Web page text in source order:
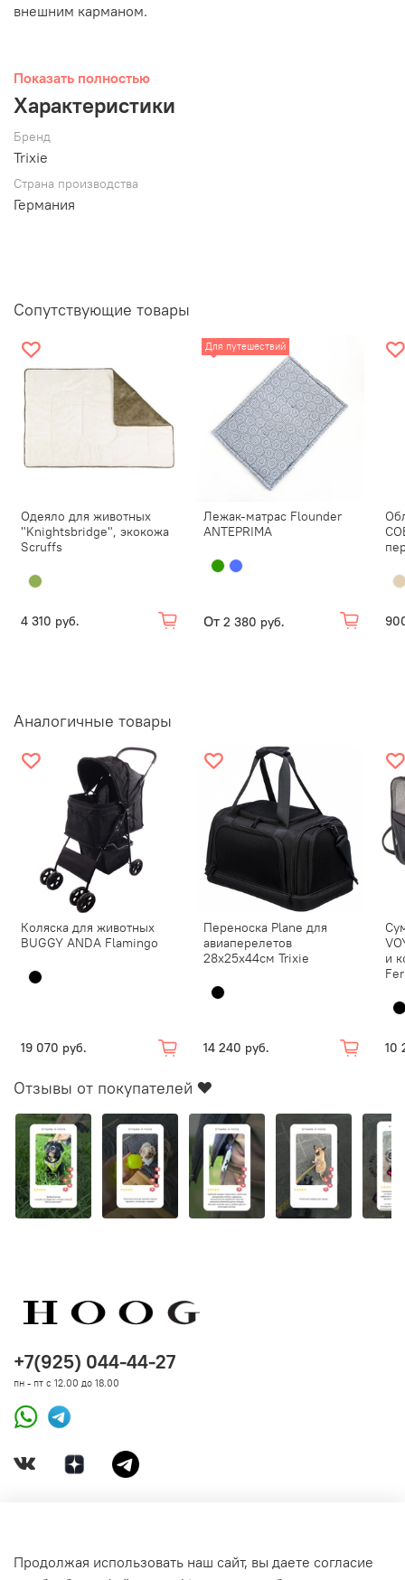
внешним карманом.
Внутри переноски встроен короткий поводок.
Характеристики:
Сумка-трамсформер: переноска и рюкзак в 1
Размер: 25 х 38 х 50 см, вес — 1.45 кг
Сетка вентиляции и обзора
Встроенный поводок внутри
Показать полностью
Характеристики
Бренд
Trixie
Страна производства
Германия
Сопутствующие товары
Одеяло для животных
"Knightsbridge", экокожа
Scruffs
4 310 руб.
Для путешествий
Лежак-матрас Flounder
ANTEPRIMA
От 2 380 руб.
Аналогичные товары
Коляска для животных
BUGGY ANDA Flamingo
19 070 руб.
Переноска Plane для
авиаперелетов
28х25х44см Trixie
14 240 руб.
и
10
Отзывы от покупателей ❤️
+7(925) 044-44-27
пн - пт с 12.00 до 18.00
Продолжая использовать наш сайт, вы даете согласие